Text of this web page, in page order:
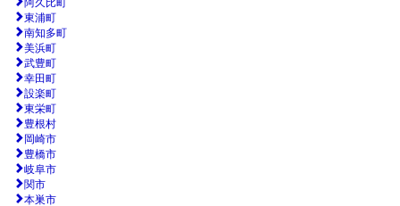
東浦町
南知多町
美浜町
武豊町
幸田町
設楽町
東栄町
豊根村
岡崎市
豊橋市
岐阜市
関市
本巣市